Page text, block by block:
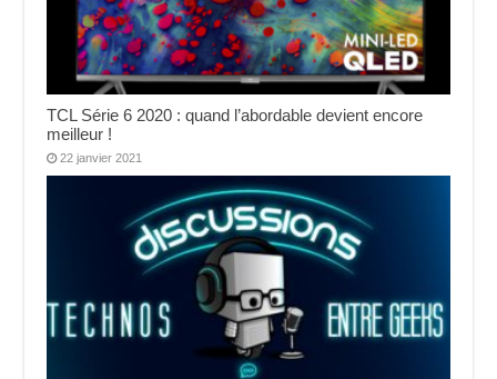
TCL Série 6 2020 : quand l’abordable devient encore
meilleur !
22 janvier 2021